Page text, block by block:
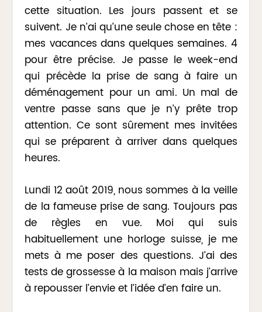
cette situation. Les jours passent et se
suivent. Je n’ai qu’une seule chose en tête :
mes vacances dans quelques semaines. 4
pour être précise. Je passe le week-end
qui précède la prise de sang à faire un
déménagement pour un ami. Un mal de
ventre passe sans que je n’y prête trop
attention. Ce sont sûrement mes invitées
qui se préparent à arriver dans quelques
heures.
Lundi 12 août 2019, nous sommes à la veille
de la fameuse prise de sang. Toujours pas
de règles en vue. Moi qui suis
habituellement une horloge suisse, je me
mets à me poser des questions. J’ai des
tests de grossesse à la maison mais j’arrive
à repousser l’envie et l’idée d’en faire un.